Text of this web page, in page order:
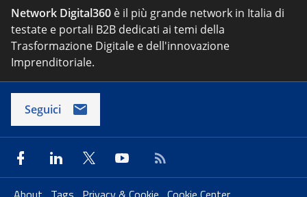
Network Digital360 è il più grande network in Italia di
testate e portali B2B dedicati ai temi della
Trasformazione Digitale e dell'innovazione
Imprenditoriale.
Seguici